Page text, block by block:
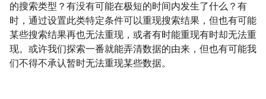
的搜索类型？有没有可能在极短的时间内发生了什么？有
时，通过设置此类特定条件可以重现搜索结果，但也有可能
某些搜索结果再也无法重现，或者有时能重现有时却无法重
现。或许我们探索一番就能弄清数据的由来，但也有可能我
们不得不承认暂时无法重现某些数据。